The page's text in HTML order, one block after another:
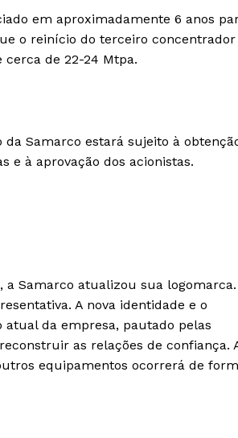
em aproximadamente 6 anos
o reinício do terceiro concentrador
de 22-24 Mtpa.
Samarco estará sujeito à
e à aprovação dos acionistas.
Samarco atualizou sua logomarca.
A nova identidade e o
da empresa, pautado pelas
as relações de confiança.
equipamentos ocorrerá de